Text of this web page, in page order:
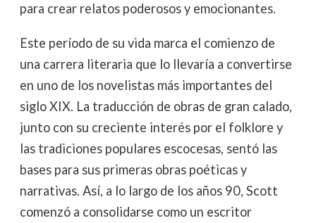
para crear relatos poderosos y emocionantes.
Este período de su vida marca el comienzo de
una carrera literaria que lo llevaría a convertirse
en uno de los novelistas más importantes del
siglo XIX. La traducción de obras de gran calado,
junto con su creciente interés por el folklore y
las tradiciones populares escocesas, sentó las
bases para sus primeras obras poéticas y
narrativas. Así, a lo largo de los años 90, Scott
comenzó a consolidarse como un escritor